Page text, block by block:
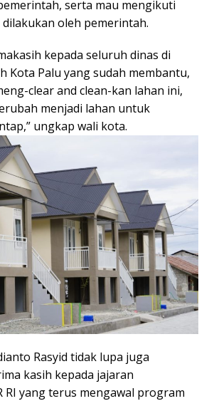
serta mau mengikuti
oleh pemerintah.
kepada seluruh dinas di
Kota Palu yang sudah membantu,
clear and clean-kan lahan ini,
menjadi lahan untuk
ungkap wali kota.
Rasyid tidak lupa juga
kasih kepada jajaran
RI yang terus mengawal program